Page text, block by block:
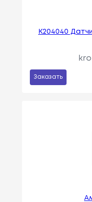
K204040
Заказать